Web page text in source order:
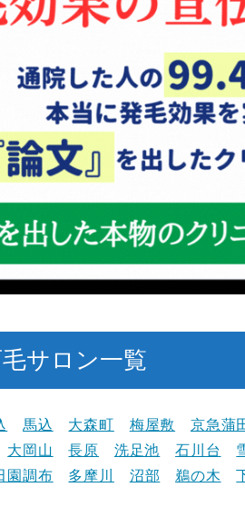
サロン一覧
馬込 大森町 梅屋敷 京急蒲
大岡山 長原 洗足池 石川台
園調布 多摩川 沼部 鵜の木